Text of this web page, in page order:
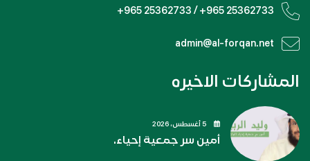
+965 25362733 / +965 25362733
admin@al-forqan.net
المشاركات الاخيره
أمين سر جمعية إحياء.